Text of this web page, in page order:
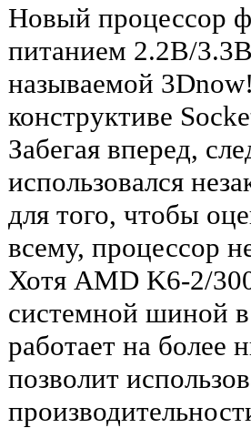
Новый процессор
питанием 2.2В/
называемой
конструктиве
Забегая вперед,
использовался
для того, чтобы
всему, процессор
Хотя AMD K6-2/
системной шиной
работает на более
позволит